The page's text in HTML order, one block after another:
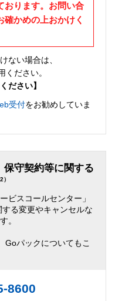
おります。お問い合
確かめの上おかけく
ない場合は、
ください。
ださい】
受付をお勧めしていま
保守契約等に関する
）
ビスコールセンター」
する変更やキャンセルな
。
Goパックについてもこ
8600